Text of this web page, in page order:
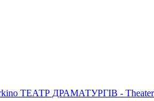
ТЕАТР ДРАМАТУРГІВ - Theater